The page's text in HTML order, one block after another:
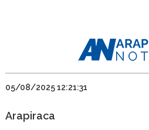
05/08/2025 12:21:31
Arapiraca